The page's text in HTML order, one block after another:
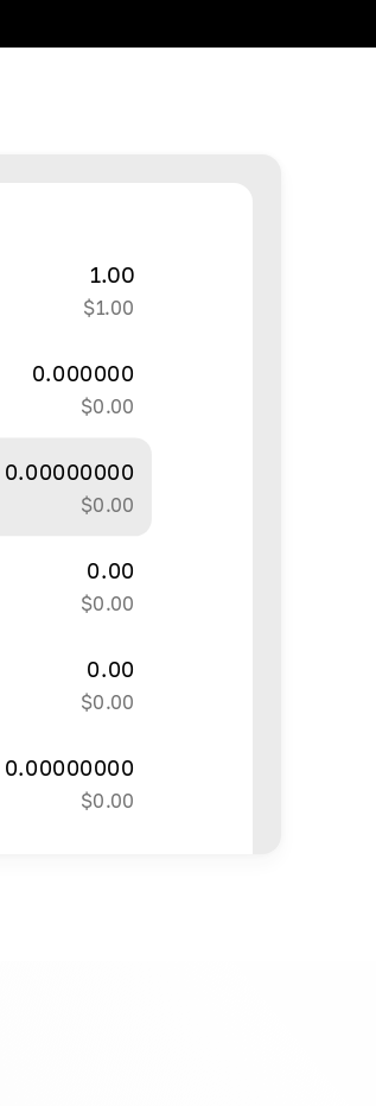
1.00
$1.00
0.000000
$0.00
0.00000000
$0.00
0.00
$0.00
0.00
$0.00
0.00000000
$0.00